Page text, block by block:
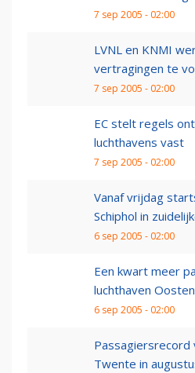
7 sep 2005 - 02:00
LVNL en KNMI
vertragingen te
7 sep 2005 - 02:00
EC stelt regels
luchthavens vast
7 sep 2005 - 02:00
Vanaf vrijdag
Schiphol in
6 sep 2005 - 02:00
Een kwart meer
luchthaven
6 sep 2005 - 02:00
Passagiersrecord
Twente in